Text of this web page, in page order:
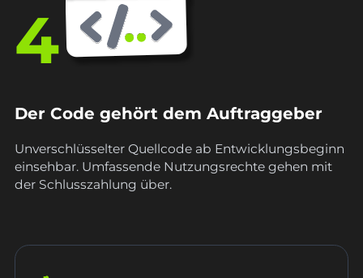
4
Der Code gehört dem Auftraggeber
Unverschlüsselter Quellcode ab Entwicklungsbeginn
einsehbar. Umfassende Nutzungsrechte gehen mit
der Schlusszahlung über.